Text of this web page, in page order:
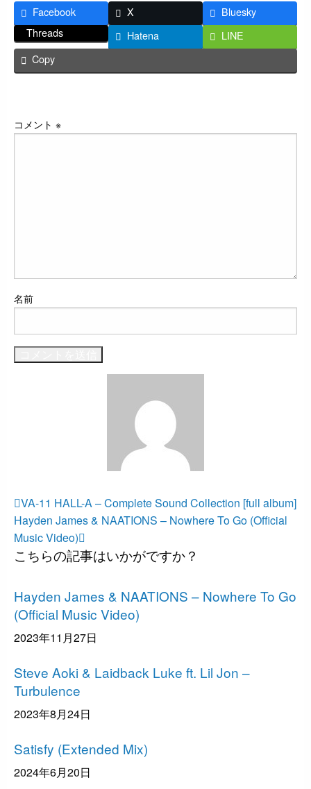
Facebook X
Bluesky
Threads
Hatena
LINE
Copy
コメント ※
名前
投
稿
ナ
ビ
ー
シ
ョ
前
の
投
稿
VA-11 HALL-A – Complete Sound Collection [full album]
次
の
投
Hayden James & NAATIONS – Nowhere To Go (Official
Music Video)
こちらの記事はいかがですか？
Hayden James & NAATIONS – Nowhere To Go
(Official Music Video)
2023年11月27日
Steve Aoki & Laidback Luke ft. Lil Jon –
Turbulence
2023年8月24日
Satisfy (Extended Mix)
2024年6月20日